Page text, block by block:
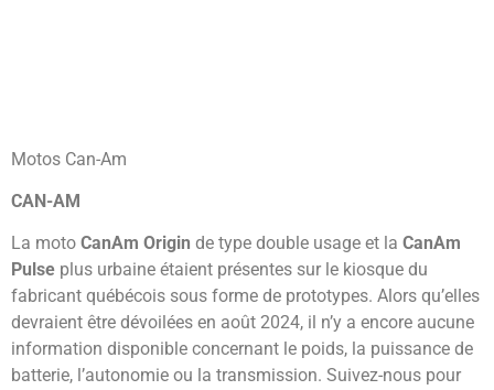
Motos Can-Am
CAN-AM
La moto CanAm Origin de type double usage et la CanAm
Pulse plus urbaine étaient présentes sur le kiosque du
fabricant québécois sous forme de prototypes. Alors qu’elles
devraient être dévoilées en août 2024, il n’y a encore aucune
information disponible concernant le poids, la puissance de
batterie, l’autonomie ou la transmission. Suivez-nous pour